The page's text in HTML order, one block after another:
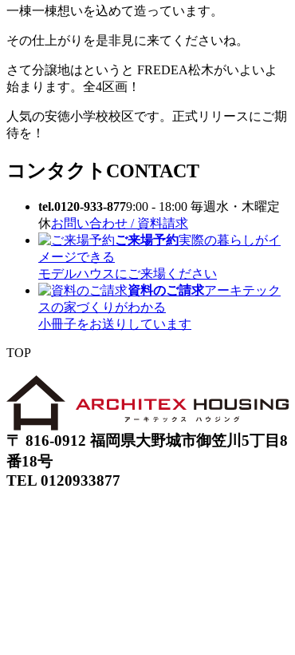
一棟一棟想いを込めて造っています。
その仕上がりを是非見に来てくださいね。
さて分譲地はというと FREDEA松木がいよいよ
始まります。全4区画！
人気の安徳小学校校区です。正式リリースにご期
待を！
コンタクト CONTACT
tel.0120-933-8779:00 - 18:00 毎週水・木曜定
休お問い合わせ / 資料請求
ご来場予約実際の暮らしがイ
メージできる
モデルハウスにご来場ください
資料のご請求アーキテック
スの家づくりがわかる
小冊子をお送りしています
TOP
〒 816-0912 福岡県大野城市御笠川5丁目8
番18号
TEL 0120933877